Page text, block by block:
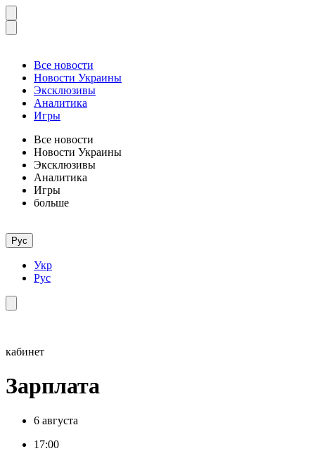
Все новости
Новости Украины
Эксклюзивы
Аналитика
Игры
Все новости
Новости Украины
Эксклюзивы
Аналитика
Игры
больше
Рус
Укр
Рус
кабинет
Зарплата
6 августа
17:00